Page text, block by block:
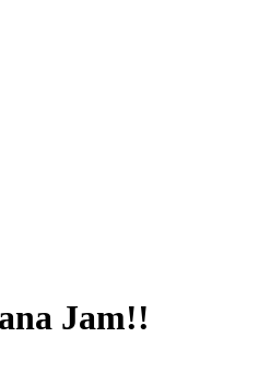
Jam!!